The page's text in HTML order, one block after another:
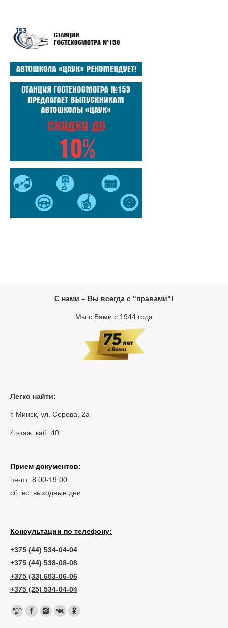
С нами – Вы всегда с "правами"!
Мы с Вами с 1944 года
Легко найти:
г. Минск, ул. Серова, 2а
4 этаж, каб. 40
Прием документов:
пн-пт: 8.00-19.00
сб, вс: выходные дни
Консультации по телефону:
+375 (44) 534-04-04
+375 (44) 538-08-08
+375 (33) 603-06-06
+375 (25) 534-04-04